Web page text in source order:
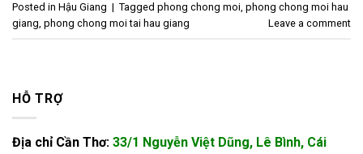
Posted in Hậu Giang | Tagged phong chong moi, phong chong moi hau
giang, phong chong moi tai hau giang Leave a comment
HỖ TRỢ
Địa chỉ Cần Thơ: 33/1 Nguyễn Việt Dũng, Lê Bình, Cái